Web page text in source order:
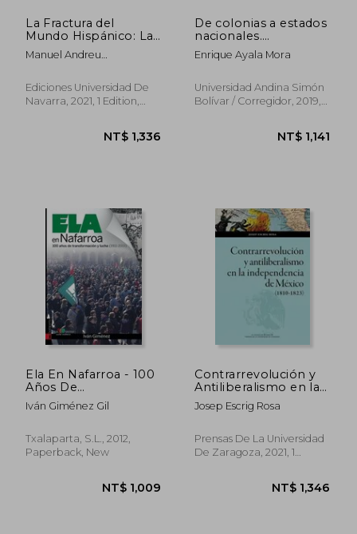
La Fractura del
Mundo Hispánico: Las
Secesiones
Americanas en su
Spanish)
Manuel Andreu
Ru&Iacute;Z Velasco Barba
Ediciones Universidad De
Navarra, 2021, 1 Edition,
De colonias a estados
nacionales.
Independencias y
descolonización en
en los siglos XIX y XX
(in Spanish)
Enrique Ayala Mora
Universidad Andina Simón
Bolívar / Corregidor, 2019,
Ela En Nafarroa - 100
Años De
Transformacion Y
Lucha (1911-2011) (in
Iván Giménez Gil
Txalaparta, S.l., 2012,
Paperback, New
Contrarrevolución y
Antiliberalismo en la
Independencia de
México (in Spanish)
Josep Escrig Rosa
Prensas De La Universidad
De Zaragoza, 2021, 1